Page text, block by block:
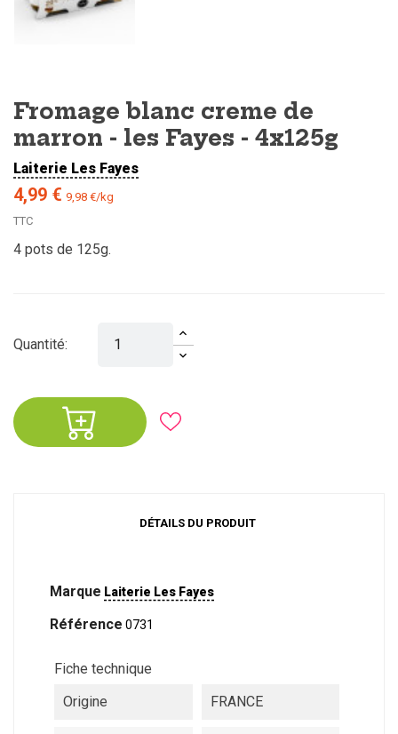
Fromage blanc creme de
marron - les Fayes - 4x125g
Laiterie Les Fayes
4,99 € 9,98 €/kg
TTC
4 pots de 125g.
Quantité:
DÉTAILS DU PRODUIT
Marque Laiterie Les Fayes
Référence 0731
Fiche technique
Origine
FRANCE